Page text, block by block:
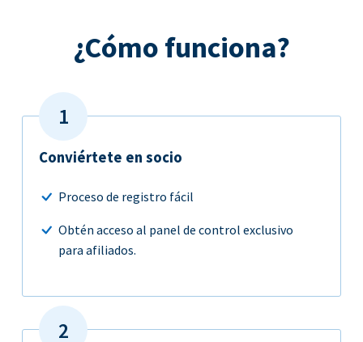
¿Cómo funciona?
Conviértete en socio
Proceso de registro fácil
Obtén acceso al panel de control exclusivo
para afiliados.